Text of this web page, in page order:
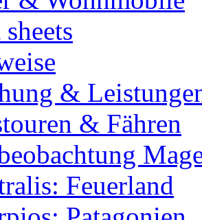
&
& Fähren
Feuerland